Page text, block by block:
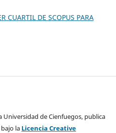
CUARTIL DE SCOPUS PARA
de Cienfuegos, publica
bajo la Licencia Creative